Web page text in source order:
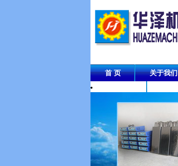
首 页 关于我们